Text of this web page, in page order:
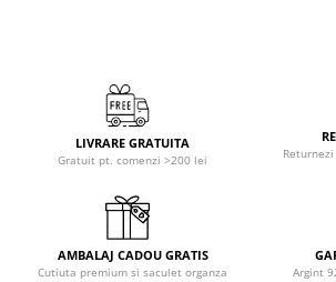
LIVRARE GRATUITA
Gratuit pt. comenzi >200 lei
AMBALAJ CADOU GRATIS
Cutiuta premium si saculet organza Argint